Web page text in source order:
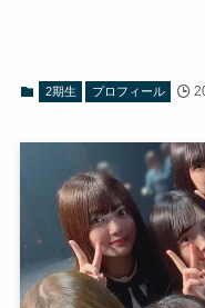
2期生 プロフィール